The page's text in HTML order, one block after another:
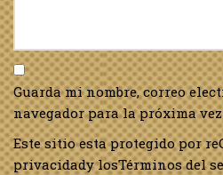
Guarda mi nombre, correo
navegador para la próxima
Este sitio esta protegido por
privacidady losTérminos del